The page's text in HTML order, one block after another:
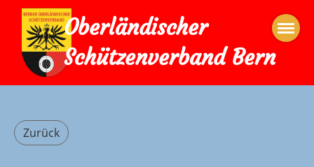
Oberländischer
Schützenverband Bern
Zurück